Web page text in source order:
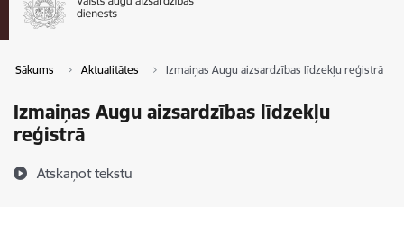
Sākums Aktualitātes Izmaiņas Augu aizsardzības līdzekļu reģistrā
Izmaiņas Augu aizsardzības līdzekļu
reģistrā
Atskaņot tekstu